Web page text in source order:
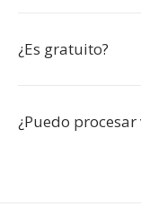
¿Es gratuito?
¿Puedo